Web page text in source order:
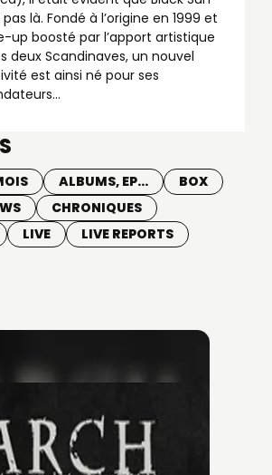
là. Fondé à l’origine en 1999 et
up boosté par l’apport artistique
deux Scandinaves, un nouvel
est ainsi né pour ses
ALBUMS, EP...
BOX
CHRONIQUES
LIVE LIVE REPORTS